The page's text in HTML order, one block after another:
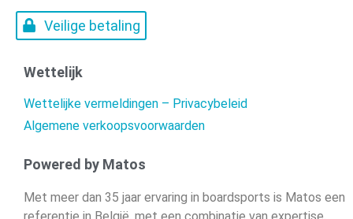
Veilige betaling
Wettelijk
Wettelijke vermeldingen – Privacybeleid
Algemene verkoopsvoorwaarden
Powered by Matos
Met meer dan 35 jaar ervaring in boardsports is Matos een